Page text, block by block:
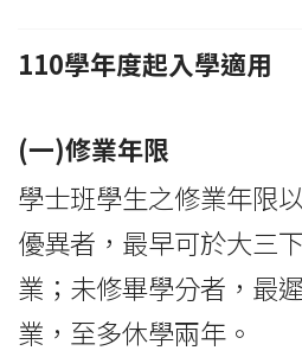
110學年度起入學適用
(一)修業年限
學士班學生之修業年限
優異者，最早可於大三
業；未修畢學分者，最
業，至多休學兩年。